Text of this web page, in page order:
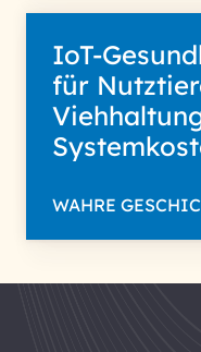
IoT-
für
WAHRE